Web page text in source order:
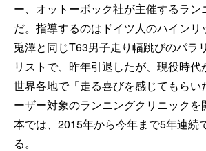
ー、オットーボック社が主催するラン
だ。指導するのはドイツ人のハインリ
兎澤と同じT63男子走り幅跳びのパラ
リストで、昨年引退したが、現役時
世界各地で「走る喜びを感じてもらい
ーザー対象のランニングクリニックを
本では、2015年から今年まで5年連続
る。